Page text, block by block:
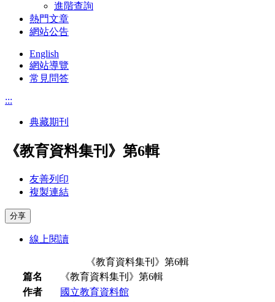
進階查詢
熱門文章
網站公告
English
網站導覽
常見問答
:::
典藏期刊
《教育資料集刊》第6輯
友善列印
複製連結
分享
線上閱讀
《教育資料集刊》第6輯
篇名
《教育資料集刊》第6輯
作者
國立教育資料館